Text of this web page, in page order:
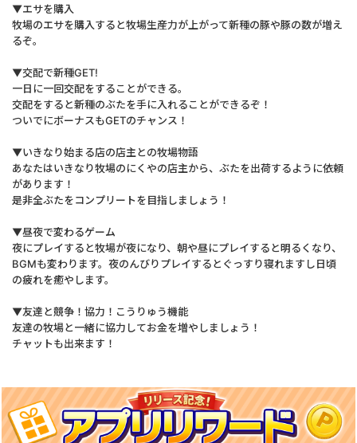
▼エサを購入
牧場のエサを購入すると牧場生産力が上がって新種の豚や豚の数が増え
るぞ。
▼交配で新種GET!
一日に一回交配をすることができる。
交配をすると新種のぶたを手に入れることができるぞ！
ついでにボーナスもGETのチャンス！
▼いきなり始まる店の店主との牧場物語
あなたはいきなり牧場のにくやの店主から、ぶたを出荷するように依頼
があります！
是非全ぶたをコンプリートを目指しましょう！
▼昼夜で変わるゲーム
夜にプレイすると牧場が夜になり、朝や昼にプレイすると明るくなり、
BGMも変わります。夜のんびりプレイするとぐっすり寝れますし日頃
の疲れを癒やします。
▼友達と競争！協力！こうりゅう機能
友達の牧場と一緒に協力してお金を増やしましょう！
チャットも出来ます！